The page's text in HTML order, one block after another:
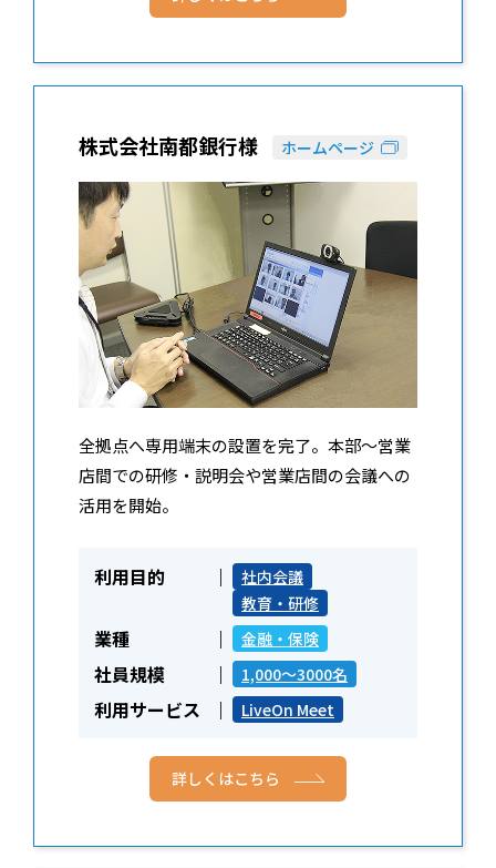
株式会社南都銀行様 ホームページ
全拠点へ専用端末の設置を完了。本部～営業
店間での研修・説明会や営業店間の会議への
活用を開始。
利用目的
社内会議
教育・研修
業種 金融・保険
社員規模 1,000～3000名
利用サービス LiveOn Meet
詳しくはこちら